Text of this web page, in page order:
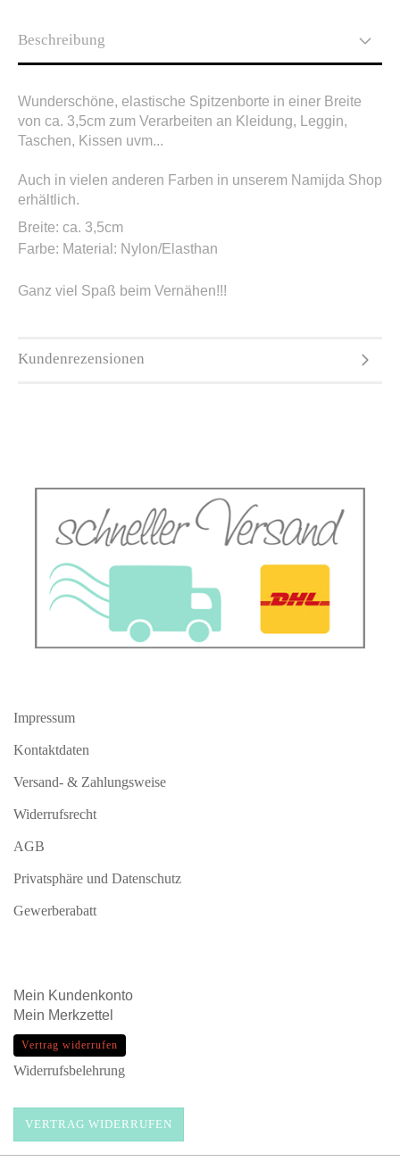
Beschreibung
Wunderschöne, elastische Spitzenborte in einer Breite
von ca. 3,5cm zum Verarbeiten an Kleidung, Leggin,
Taschen, Kissen uvm...
Auch in vielen anderen Farben in unserem Namijda Shop
erhältlich.
Breite: ca. 3,5cm
Farbe: Material: Nylon/Elasthan
Ganz viel Spaß beim Vernähen!!!
Kundenrezensionen
Impressum
Kontaktdaten
Versand- & Zahlungsweise
Widerrufsrecht
AGB
Privatsphäre und Datenschutz
Gewerberabatt
Mein Kundenkonto
Mein Merkzettel
Vertrag widerrufen
Widerrufsbelehrung
VERTRAG WIDERRUFEN